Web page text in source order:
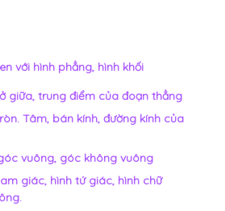
với hình phẳng, hình khối
giữa, trung điểm của đoạn thẳng
Tâm, bán kính, đường kính của
vuông, góc không vuông
giác, hình tứ giác, hình chữ